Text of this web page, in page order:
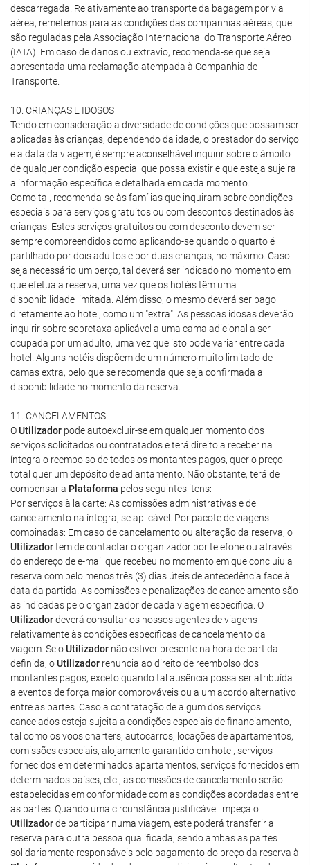
descarregada. Relativamente ao transporte da bagagem por via
aérea, remetemos para as condições das companhias aéreas, que
são reguladas pela Associação Internacional do Transporte Aéreo
(IATA). Em caso de danos ou extravio, recomenda-se que seja
apresentada uma reclamação atempada à Companhia de
Transporte.
10. CRIANÇAS E IDOSOS
Tendo em consideração a diversidade de condições que possam ser
aplicadas às crianças, dependendo da idade, o prestador do serviço
e a data da viagem, é sempre aconselhável inquirir sobre o âmbito
de qualquer condição especial que possa existir e que esteja sujeira
a informação específica e detalhada em cada momento.
Como tal, recomenda-se às famílias que inquiram sobre condições
especiais para serviços gratuitos ou com descontos destinados às
crianças. Estes serviços gratuitos ou com desconto devem ser
sempre compreendidos como aplicando-se quando o quarto é
partilhado por dois adultos e por duas crianças, no máximo. Caso
seja necessário um berço, tal deverá ser indicado no momento em
que efetua a reserva, uma vez que os hotéis têm uma
disponibilidade limitada. Além disso, o mesmo deverá ser pago
diretamente ao hotel, como um "extra". As pessoas idosas deverão
inquirir sobre sobretaxa aplicável a uma cama adicional a ser
ocupada por um adulto, uma vez que isto pode variar entre cada
hotel. Alguns hotéis dispõem de um número muito limitado de
camas extra, pelo que se recomenda que seja confirmada a
disponibilidade no momento da reserva.
11. CANCELAMENTOS
OUtilizador pode autoexcluir-se em qualquer momento dos
serviços solicitados ou contratados e terá direito a receber na
íntegra o reembolso de todos os montantes pagos, quer o preço
total quer um depósito de adiantamento. Não obstante, terá de
compensar a Plataforma pelos seguintes itens:
Por serviços à la carte: As comissões administrativas e de
cancelamento na íntegra, se aplicável. Por pacote de viagens
combinadas: Em caso de cancelamento ou alteração da reserva, o
Utilizadortem de contactar o organizador por telefone ou através
do endereço de e-mail que recebeu no momento em que concluiu a
reserva com pelo menos três (3) dias úteis de antecedência face à
data da partida. As comissões e penalizações de cancelamento são
as indicadas pelo organizador de cada viagem específica. O
Utilizadordeverá consultar os nossos agentes de viagens
relativamente às condições específicas de cancelamento da
viagem. Se oUtilizador não estiver presente na hora de partida
definida, oUtilizador renuncia ao direito de reembolso dos
montantes pagos, exceto quando tal ausência possa ser atribuída
a eventos de força maior comprováveis ou a um acordo alternativo
entre as partes. Caso a contratação de algum dos serviços
cancelados esteja sujeita a condições especiais de financiamento,
tal como os voos charters, autocarros, locações de apartamentos,
comissões especiais, alojamento garantido em hotel, serviços
fornecidos em determinados apartamentos, serviços fornecidos em
determinados países, etc., as comissões de cancelamento serão
estabelecidas em conformidade com as condições acordadas entre
as partes. Quando uma circunstância justificável impeça o
Utilizadorde participar numa viagem, este poderá transferir a
reserva para outra pessoa qualificada, sendo ambas as partes
solidariamente responsáveis pelo pagamento do preço da reserva à